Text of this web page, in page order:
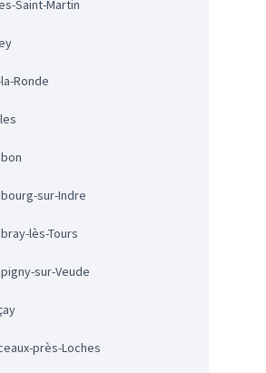
Saint-Martin
la-Ronde
sur-Indre
lès-Tours
sur-Veude
près-Loches